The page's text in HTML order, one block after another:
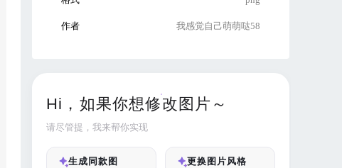
作者 我感觉自己萌萌哒58
Hi，如果你想修改图片～
请尽管提，我来帮你实现
生成同款图 更换图片风格